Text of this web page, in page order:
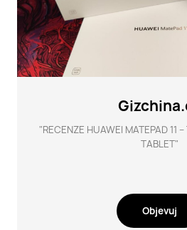
"RECENZE HUAWEI MATEPAD 11
TABLET"
Objevuj